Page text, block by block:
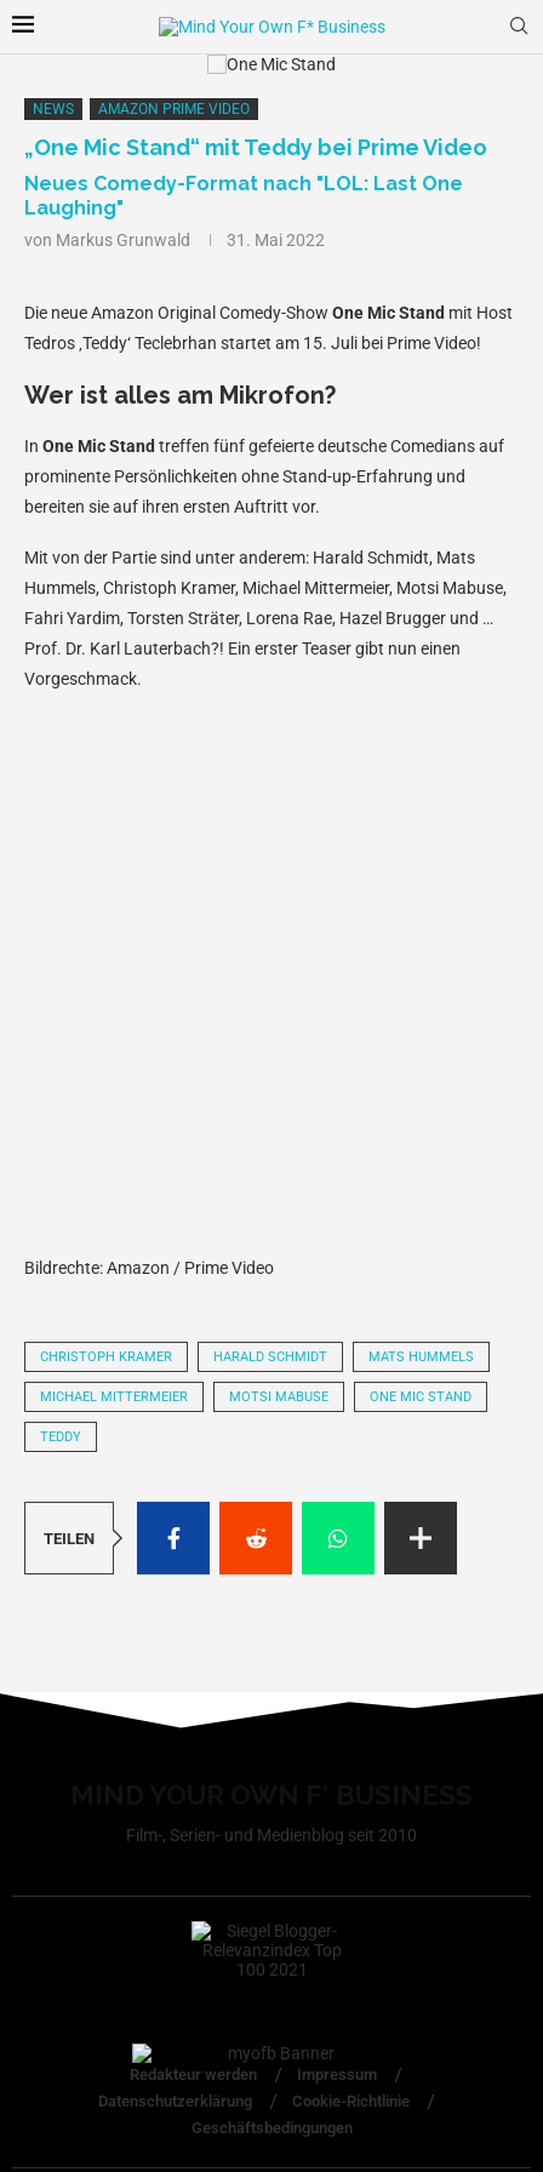
NEWS AMAZON PRIME VIDEO
„One Mic Stand“ mit Teddy bei Prime Video
Neues Comedy-Format nach "LOL: Last One
Laughing"
von Markus Grunwald 31. Mai 2022
Die neue Amazon Original Comedy-Show One Mic Stand mit Host
Tedros ‚Teddy‘ Teclebrhan startet am 15. Juli bei Prime Video!
Wer ist alles am Mikrofon?
In One Mic Stand treffen fünf gefeierte deutsche Comedians auf
prominente Persönlichkeiten ohne Stand-up-Erfahrung und
bereiten sie auf ihren ersten Auftritt vor.
Mit von der Partie sind unter anderem: Harald Schmidt, Mats
Hummels, Christoph Kramer, Michael Mittermeier, Motsi Mabuse,
Fahri Yardim, Torsten Sträter, Lorena Rae, Hazel Brugger und …
Prof. Dr. Karl Lauterbach?! Ein erster Teaser gibt nun einen
Vorgeschmack.
Bildrechte: Amazon / Prime Video
CHRISTOPH KRAMER HARALD SCHMIDT MATS HUMMELS
MICHAEL MITTERMEIER MOTSI MABUSE ONE MIC STAND
TEDDY
TEILEN
Film-, Serien- und Medienblog seit 2010
Redakteur werden
Impressum
Datenschutzerklärung
Cookie-Richtlinie
Geschäftsbedingungen